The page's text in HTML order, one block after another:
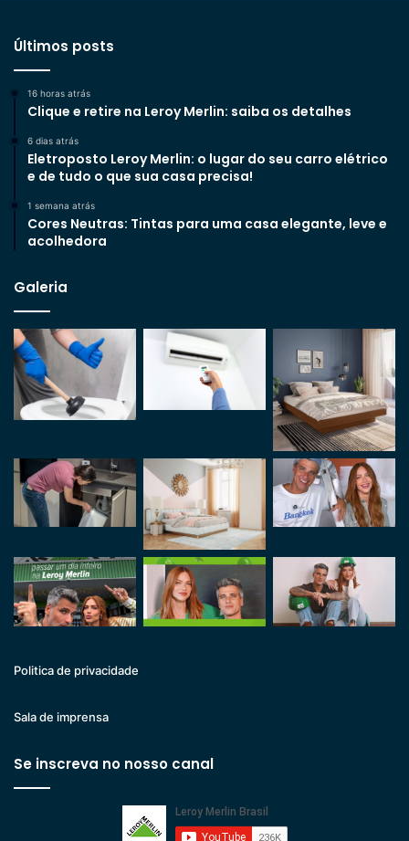
Últimos posts
16 horas atrás
Clique e retire na Leroy Merlin: saiba os detalhes
6 dias atrás
Eletroposto Leroy Merlin: o lugar do seu carro elétrico
e de tudo o que sua casa precisa!
1 semana atrás
Cores Neutras: Tintas para uma casa elegante, leve e
acolhedora
Galeria
Politica de privacidade
Sala de imprensa
Se inscreva no nosso canal